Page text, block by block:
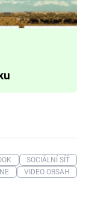
SOCIÁLNÍ SÍŤ
VIDEO OBSAH